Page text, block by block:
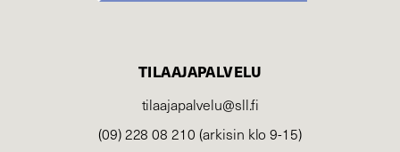
TILAAJAPALVELU
tilaajapalvelu@sll.fi
(09) 228 08 210 (arkisin klo 9-15)